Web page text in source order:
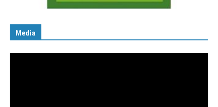
Media